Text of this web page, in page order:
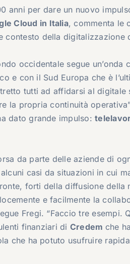
anni per dare un nuovo
Cloud in Italia, commenta le
contesto della digitalizzazione
occidentale segue un’onda
e con il Sud Europa che è
tutti ad affidarsi al digitale
la propria continuità
dato grande impulso:
da parte delle aziende di
casi da situazioni in cui
forti della diffusione della
e facilmente la
Fregi. “Faccio tre esempi.
finanziari di Credem che
che ha potuto usufruire